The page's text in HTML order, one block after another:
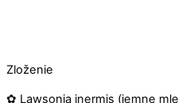
Zloženie
✿ Lawsonia inermis (jemne